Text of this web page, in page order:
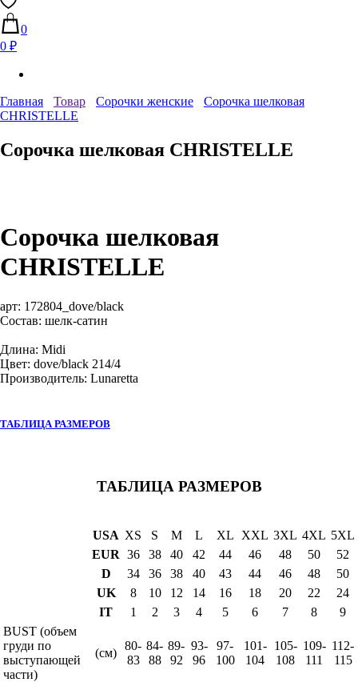
0
0 ₽
Главная Товар Сорочки женские
Сорочка шелковая
CHRISTELLE
Сорочка шелковая CHRISTELLE
Сорочка шелковая
CHRISTELLE
арт: 172804_dove/black
Состав: шелк-сатин
Длина: Midi
Цвет: dove/black 214/4
Производитель: Lunaretta
ТАБЛИЦА РАЗМЕРОВ
ТАБЛИЦА РАЗМЕРОВ
USA XS S M L XL XXL 3XL 4XL 5XL
EUR 36 38 40 42 44 46 48 50
52
D
34 36 38 40 43 44 46 48
50
UK
8 10 12 14 16 18 20 22
24
IT
1 2 3 4 5 6 7 8
9
BUST (объем
груди по
выступающей
части)
(см)
80-
83
84-
88
89-
92
93-
96
97-
100
101-
104
105-
108
109-
111
112-
115